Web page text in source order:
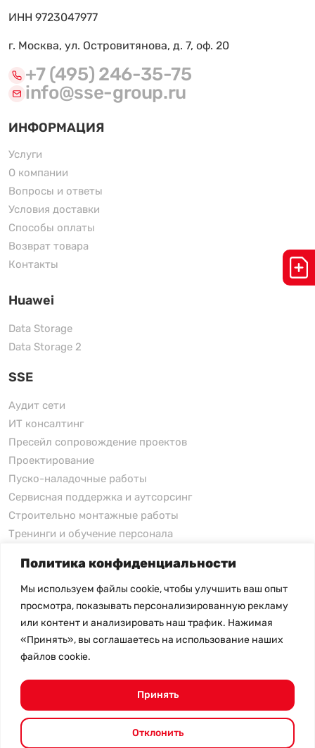
Политика конфиденциальности
Мы используем файлы cookie, чтобы улучшить ваш опыт
просмотра, показывать персонализированную рекламу
или контент и анализировать наш трафик. Нажимая
«Принять», вы соглашаетесь на использование наших
файлов cookie.
Отклонить
Принять
ИНН 9723047977
г. Москва, ул. Островитянова, д. 7, оф. 20
+7 (495) 246-35-75
info@sse-group.ru
ИНФОРМАЦИЯ
Услуги
О компании
Вопросы и ответы
Условия доставки
Способы оплаты
Возврат товара
Контакты
Huawei
Data Storage
Data Storage 2
SSE
Аудит сети
ИТ консалтинг
Пресейл сопровождение проектов
Проектирование
Пуско-наладочные работы
Сервисная поддержка и аутсорсинг
Строительно монтажные работы
Тренинги и обучение персонала
xFusion
xFusion
xFusion AI Solution
Цены на товары не являются публичной офертой и
- Политика конфиденциальности- Возврат товара
© 2026.SHANGHAI SYSTEM ENGINEERING.Все права
защищены.